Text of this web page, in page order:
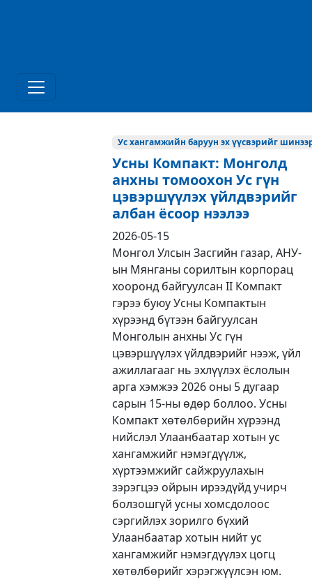
Ус хангамжийн баруун эх үүсвэрийг
Усны Компакт: Монголд
анхны томоохон Ус гүн
цэвэршүүлэх үйлдвэрийг
албан ёсоор нээлээ
2026-05-15
Монгол Улсын Засгийн газар, АНУ-
ын Мянганы сорилтын корпорац
хооронд байгуулсан II Компакт
гэрээ буюу Усны Компактын
хүрээнд бүтээн байгуулсан
Монголын анхны Ус гүн
цэвэршүүлэх үйлдвэрийг нээж, үйл
ажиллагааг нь эхлүүлэх ёслолын
арга хэмжээ 2026 оны 5 дугаар
сарын 15-ны өдөр боллоо. Усны
Компакт хөтөлбөрийн хүрээнд
нийслэл Улаанбаатар хотын ус
хангамжийг нэмэгдүүлж,
хүртээмжийг сайжруулахын
зэрэгцээ ойрын ирээдүйд учирч
болзошгүй усны хомсдолоос
сэргийлэх зорилго бүхий
Улаанбаатар хотын нийт ус
хангамжийг нэмэгдүүлэх цогц
хөтөлбөрийг хэрэгжүүлсэн юм.